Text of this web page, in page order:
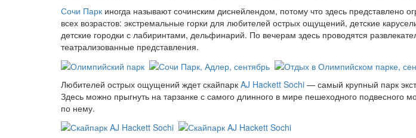
Сочи Парк иногда называют сочинским диснейлендом, потому что здесь представлено
всех возрастов: экстремальные горки для любителей острых ощущений, детские
детские городки с лабиринтами, дельфинарий. По вечерам здесь проводятся
театрализованные представления.
Любителей острых ощущений ждет скайпарк AJ Hackett Sochi — самый крупный парк
Здесь можно прыгнуть на тарзанке с самого длинного в мире пешеходного подвесного
по нему.